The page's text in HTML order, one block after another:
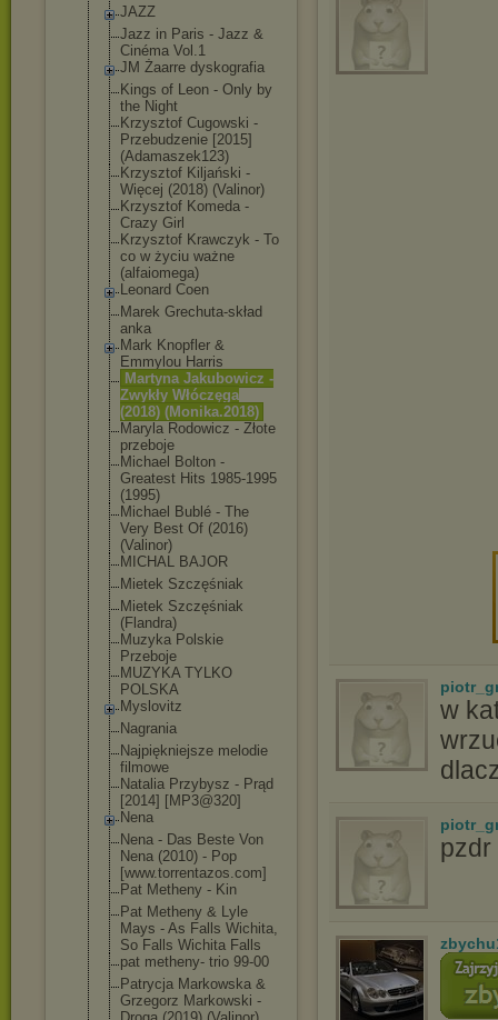
JAZZ
Jazz in Paris - Jazz &
Cinéma Vol.1
JM Żaarre dyskografia
Kings of Leon - Only by
the Night
Krzysztof Cugowski -
Przebudzenie [2015]
(Adamaszek123)
Krzysztof Kiljański -
Więcej (2018) (Valinor)
Krzysztof Komeda -
Crazy Girl
Krzysztof Krawczyk - To
co w życiu ważne
(alfaiomega)
Leonard Coen
Marek Grechuta-skład
anka
Mark Knopfler &
Emmylou Harris
Martyna Jakubowicz -
Zwykły Włóczęga
(2018) (Monika.2018)
Maryla Rodowicz - Złote
przeboje
Michael Bolton -
Greatest Hits 1985-1995
(1995)
Michael Bublé - The
Very Best Of (2016)
(Valinor)
MICHAL BAJOR
Mietek Szczęśniak
Mietek Szczęśniak
(Flandra)
Muzyka Polskie
Przeboje
MUZYKA TYLKO
POLSKA
Myslovitz
Nagrania
Najpiękniejsze melodie
filmowe
Natalia Przybysz - Prąd
[2014] [MP3@320]
Nena
Nena - Das Beste Von
Nena (2010) - Pop
[www.torrentazos.com]
Pat Metheny - Kin
Pat Metheny & Lyle
Mays - As Falls Wichita,
So Falls Wichita Falls
pat metheny- trio 99-00
Patrycja Markowska &
Grzegorz Markowski -
w
pzdr